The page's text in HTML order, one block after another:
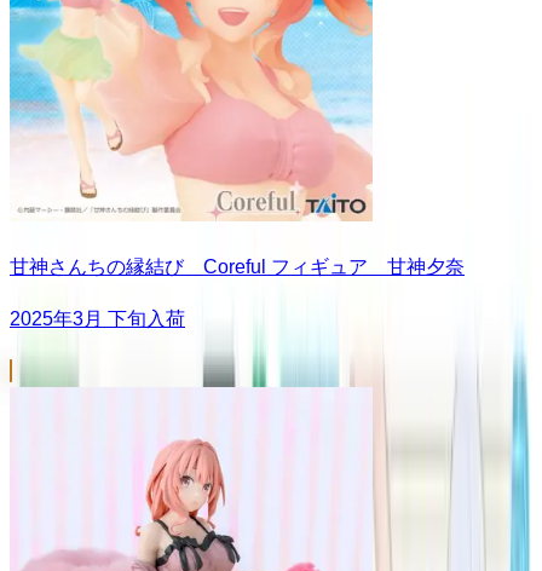
甘神さんちの縁結び Coreful フィギュア 甘神夕奈
2025年3月 下旬入荷